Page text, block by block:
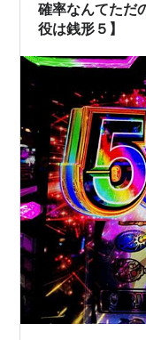
確率なんてただ
役は銭形５】